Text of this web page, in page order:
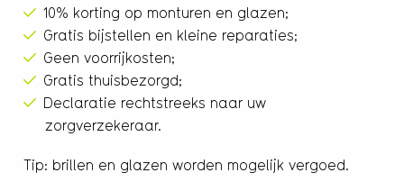
10% korting op monturen en glazen;
Gratis bijstellen en kleine reparaties;
Geen voorrijkosten;
Gratis thuisbezorgd;
Declaratie rechtstreeks naar uw
zorgverzekeraar.
Tip: brillen en glazen worden mogelijk vergoed.